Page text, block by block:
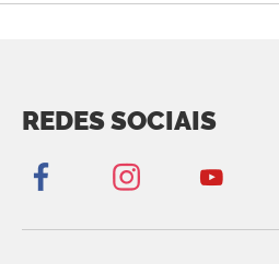
REDES SOCIAIS